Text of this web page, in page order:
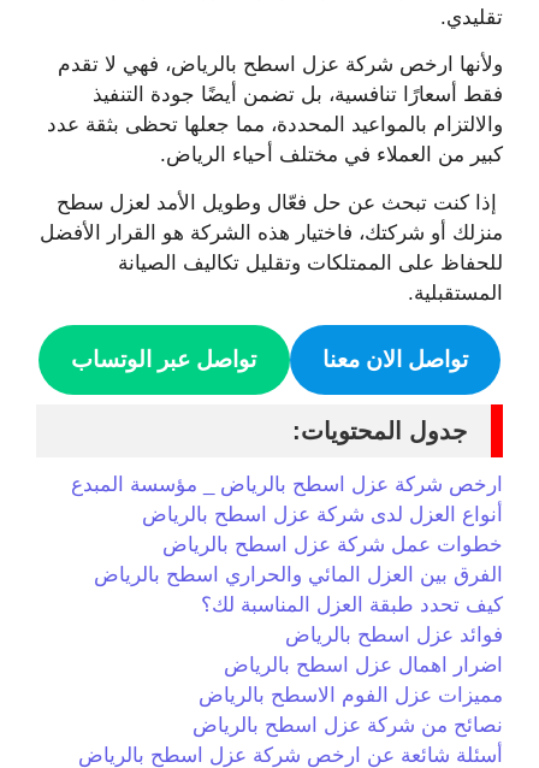
تقليدي.
ولأنها ارخص شركة عزل اسطح بالرياض، فهي لا تقدم
فقط أسعارًا تنافسية، بل تضمن أيضًا جودة التنفيذ
والالتزام بالمواعيد المحددة، مما جعلها تحظى بثقة عدد
كبير من العملاء في مختلف أحياء الرياض.
إذا كنت تبحث عن حل فعّال وطويل الأمد لعزل سطح
منزلك أو شركتك، فاختيار هذه الشركة هو القرار الأفضل
للحفاظ على الممتلكات وتقليل تكاليف الصيانة
المستقبلية.
تواصل الان معنا تواصل عبر الوتساب
جدول المحتويات:
ارخص شركة عزل اسطح بالرياض _ مؤسسة المبدع
أنواع العزل لدى شركة عزل اسطح بالرياض
خطوات عمل شركة عزل اسطح بالرياض
الفرق بين العزل المائي والحراري اسطح بالرياض
كيف تحدد طبقة العزل المناسبة لك؟
فوائد عزل اسطح بالرياض
اضرار اهمال عزل اسطح بالرياض
مميزات عزل الفوم الاسطح بالرياض
نصائح من شركة عزل اسطح بالرياض
أسئلة شائعة عن ارخص شركة عزل اسطح بالرياض